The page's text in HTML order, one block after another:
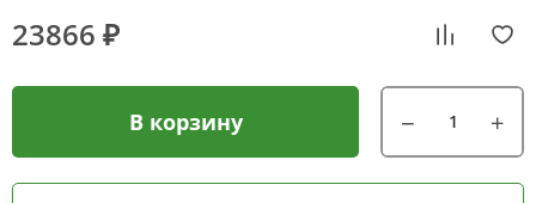
23866 ₽
В корзину